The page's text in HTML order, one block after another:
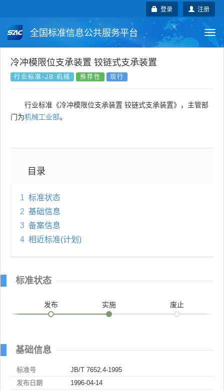
注册
登录
全国标准信息公共服务平台
国家标准 行业标准
国外标准 技术委员会
冷冲模限位支承装置 铰链式支承装置
行业标准-JB 机械 推荐性 现行
行业标准《冷冲模限位支承装置 铰链式支承装置》，主管部
门为机械工业部。
目录
1 标准状态
2 基础信息
3 备案信息
4 相近标准(计划)
标准状态
发布 实施 废止
基础信息
标准号
JB/T 7652.4-1995
发布日期
1996-04-14